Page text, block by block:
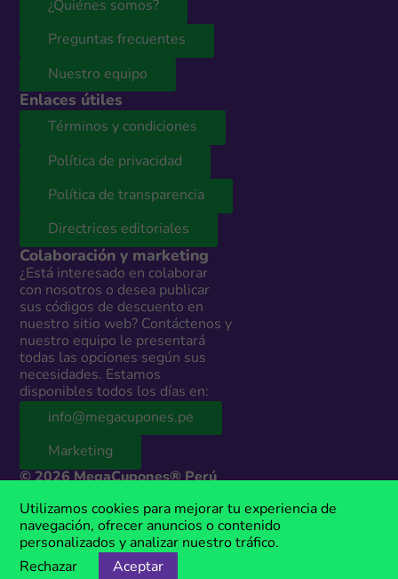
¿Quiénes somos?
Preguntas frecuentes
Nuestro equipo
Enlaces útiles
Términos y condiciones
Política de privacidad
Política de transparencia
Directrices editoriales
Colaboración y marketing
¿Está interesado en colaborar
con nosotros o desea publicar
sus códigos de descuento en
nuestro sitio web? Contáctenos y
nuestro equipo le presentará
todas las opciones según sus
necesidades. Estamos
disponibles todos los días en:
info@megacupones.pe
Marketing
© 2026 MegaCupones® Perú
Este sitio web contiene enlaces de afiliados a productos y servicios de
terceros. Si realizas una compra a través de estos enlaces, podemos
recibir una comisión sin costo adicional para ti. MegaCupones® es una
marca registrada, propiedad de Anima Media.
Utilizamos cookies para mejorar tu experiencia de
navegación, ofrecer anuncios o contenido
personalizados y analizar nuestro tráfico.
Rechazar
Aceptar